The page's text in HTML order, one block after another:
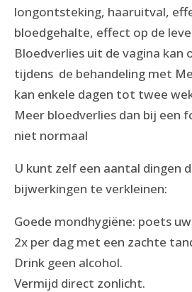
longontsteking, haaruitval,
bloedgehalte, effect op de
Bloedverlies uit de vagina kan
tijdens de behandeling met
kan enkele dagen tot twee
Meer bloedverlies dan bij een
niet normaal
U kunt zelf een aantal dingen
bijwerkingen te verkleinen:
Goede mondhygiëne: poets
2x per dag met een zachte
Drink geen alcohol.
Vermijd direct zonlicht.